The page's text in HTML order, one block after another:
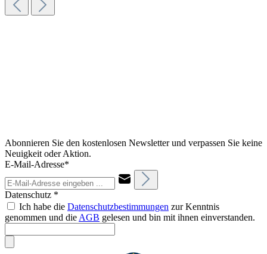
Abonnieren Sie den kostenlosen Newsletter und verpassen Sie keine
Neuigkeit oder Aktion.
E-Mail-Adresse*
Datenschutz *
Ich habe die Datenschutzbestimmungen zur Kenntnis
genommen und die AGB gelesen und bin mit ihnen einverstanden.